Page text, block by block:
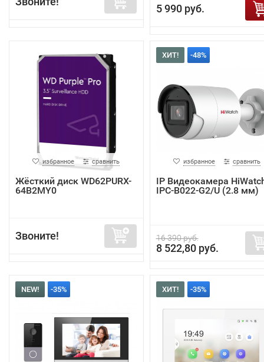
5 990 руб.
избранное сравнить
Жёсткий диск WD62PURX-
64B2MY0
Звоните!
ХИТ! -48%
избранное сравнить
IP Видеокамера
IPC-B022-G2/U (2.8 мм)
16 390 руб.
8 522,80 руб.
NEW! -35% ХИТ! -35%